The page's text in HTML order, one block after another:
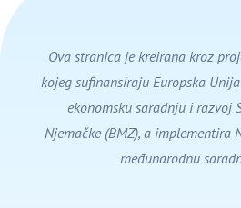
Ova stranica je kreirana kroz
kojeg sufinansiraju Europska
ekonomsku saradnju i razvoj
Njemačke (BMZ), a implementira
međunarodnu